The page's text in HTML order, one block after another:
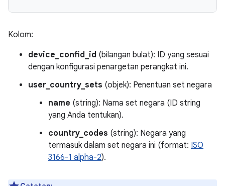
Kolom:
device_confid_id (bilangan bulat): ID yang sesuai
dengan konfigurasi penargetan perangkat ini.
user_country_sets (objek): Penentuan set negara
name (string): Nama set negara (ID string
yang Anda tentukan).
country_codes (string): Negara yang
termasuk dalam set negara ini (format: ISO
3166-1 alpha-2).